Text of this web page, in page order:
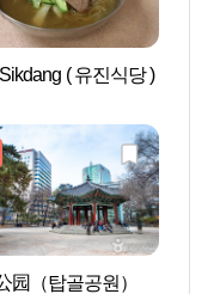
( 유진식당 )
园（탑골공원）